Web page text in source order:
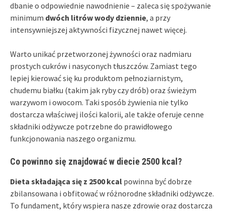
dbanie o odpowiednie nawodnienie – zaleca się spożywanie
minimum dwóch litrów wody dziennie, a przy
intensywniejszej aktywności fizycznej nawet więcej.
Warto unikać przetworzonej żywności oraz nadmiaru
prostych cukrów i nasyconych tłuszczów. Zamiast tego
lepiej kierować się ku produktom pełnoziarnistym,
chudemu białku (takim jak ryby czy drób) oraz świeżym
warzywom i owocom. Taki sposób żywienia nie tylko
dostarcza właściwej ilości kalorii, ale także oferuje cenne
składniki odżywcze potrzebne do prawidłowego
funkcjonowania naszego organizmu.
Co powinno się znajdować w diecie 2500 kcal?
Dieta składająca się z 2500 kcal powinna być dobrze
zbilansowana i obfitować w różnorodne składniki odżywcze.
To fundament, który wspiera nasze zdrowie oraz dostarcza